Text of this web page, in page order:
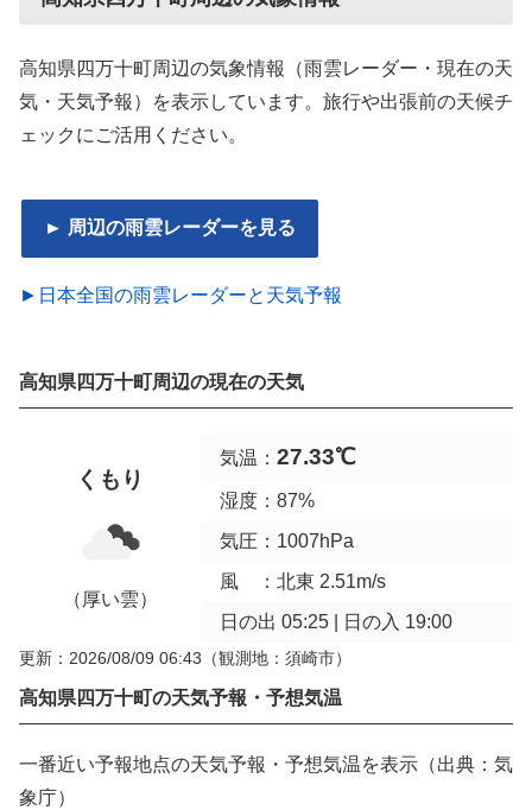
高知県四万十町周辺の気象情報（雨雲レーダー・現在の天
気・天気予報）を表示しています。旅行や出張前の天候チ
ェックにご活用ください。
► 周辺の雨雲レーダーを見る
►日本全国の雨雲レーダーと天気予報
高知県四万十町周辺の現在の天気
くもり
（厚い雲）
気温： 27.33℃
湿度：87%
気圧：1007hPa
風 ：北東 2.51m/s
日の出 05:25 | 日の入 19:00
更新：2026/08/09 06:43 （観測地：須崎市）
高知県四万十町の天気予報・予想気温
一番近い予報地点の天気予報・予想気温を表示（出典：気
象庁）